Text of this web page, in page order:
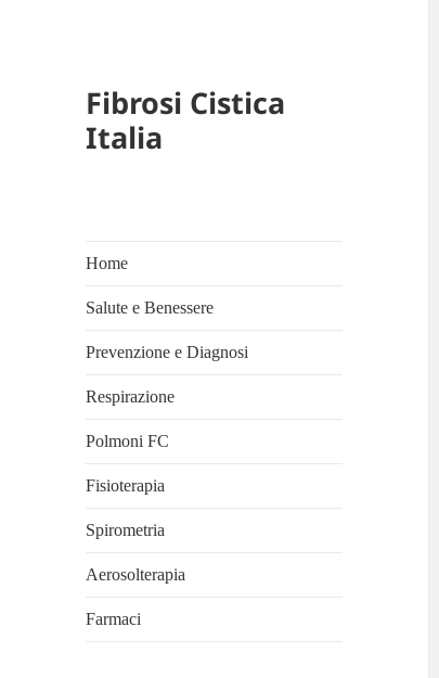
Fibrosi Cistica
Italia
Home
Salute e Benessere
Prevenzione e Diagnosi
Respirazione
Polmoni FC
Fisioterapia
Spirometria
Aerosolterapia
Farmaci